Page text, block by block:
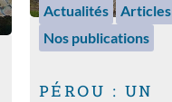
Actualités
Articles
Nos publications
PÉROU : UN